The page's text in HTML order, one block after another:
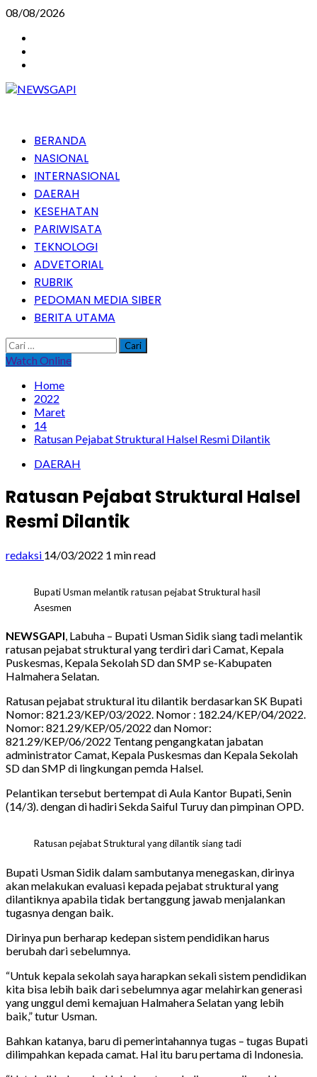
Skip
content
08/08/2026
PrimaryBERANDA
NASIONAL
INTERNASIONAL
DAERAH
KESEHATAN
PARIWISATA
TEKNOLOGI
ADVETORIAL
RUBRIK
PEDOMAN MEDIA SIBER
BERITA UTAMA
Cari
untuk:
Watch Online
Home
2022
Maret
14
Ratusan Pejabat Struktural Halsel Resmi Dilantik
DAERAH
Ratusan Pejabat Struktural Halsel
Resmi Dilantik
redaksi 14/03/2022 1 min read
Bupati Usman melantik ratusan pejabat Struktural hasil
Asesmen
NEWSGAPI, Labuha – Bupati Usman Sidik siang tadi melantik
ratusan pejabat struktural yang terdiri dari Camat, Kepala
Puskesmas, Kepala Sekolah SD dan SMP se-Kabupaten
Halmahera Selatan.
Ratusan pejabat struktural itu dilantik berdasarkan SK Bupati
Nomor: 821.23/KEP/03/2022. Nomor : 182.24/KEP/04/2022.
Nomor: 821.29/KEP/05/2022 dan Nomor:
821.29/KEP/06/2022 Tentang pengangkatan jabatan
administrator Camat, Kepala Puskesmas dan Kepala Sekolah
SD dan SMP di lingkungan pemda Halsel.
Pelantikan tersebut bertempat di Aula Kantor Bupati, Senin
(14/3). dengan di hadiri Sekda Saiful Turuy dan pimpinan OPD.
Ratusan pejabat Struktural yang dilantik siang tadi
Bupati Usman Sidik dalam sambutanya menegaskan, dirinya
akan melakukan evaluasi kepada pejabat struktural yang
dilantiknya apabila tidak bertanggung jawab menjalankan
tugasnya dengan baik.
Dirinya pun berharap kedepan sistem pendidikan harus
berubah dari sebelumnya.
“Untuk kepala sekolah saya harapkan sekali sistem pendidikan
kita bisa lebih baik dari sebelumnya agar melahirkan generasi
yang unggul demi kemajuan Halmahera Selatan yang lebih
baik,” tutur Usman.
Bahkan katanya, baru di pemerintahannya tugas – tugas Bupati
dilimpahkan kepada camat. Hal itu baru pertama di Indonesia.